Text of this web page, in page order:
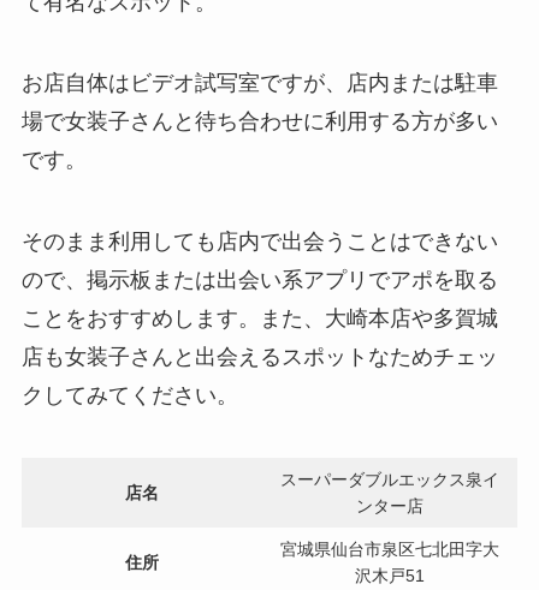
お店自体はビデオ試写室ですが、店内または駐車
場で女装子さんと待ち合わせに利用する方が多い
です。
そのまま利用しても店内で出会うことはできない
ので、掲示板または出会い系アプリでアポを取る
ことをおすすめします。また、大崎本店や多賀城
店も女装子さんと出会えるスポットなためチェッ
クしてみてください。
店名
スーパーダブルエックス泉イ
ンター店
住所
宮城県仙台市泉区七北田字大
沢木戸51